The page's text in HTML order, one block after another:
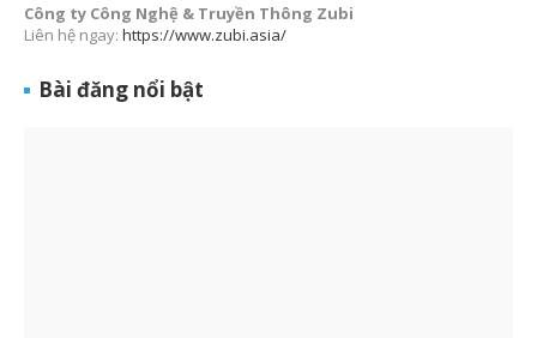
Công ty Công Nghệ & Truyền Thông Zubi
Liên hệ ngay: https://www.zubi.asia/
Bài đăng nổi bật